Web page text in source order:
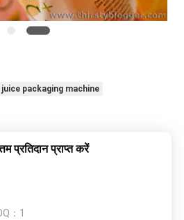
juice packaging machine
प्रतिदान प्राप्त करें
： 1